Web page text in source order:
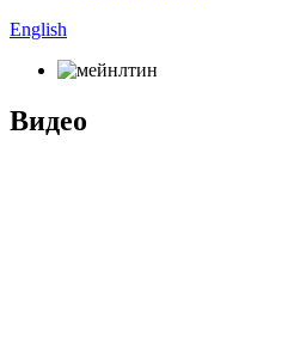
English
Видео